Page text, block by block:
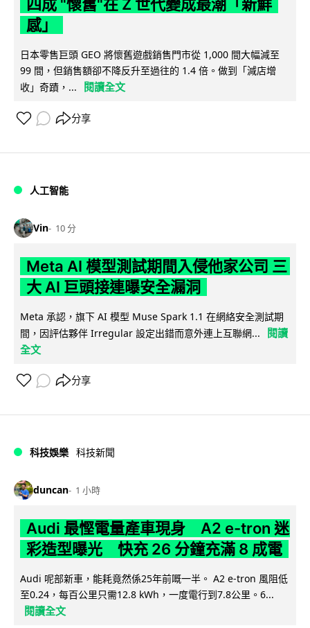
四成 "懷舊"在 Z 世代變成最潮「新鮮
感」
日本零售巨頭 GEO 將懷舊遊戲銷售門市從 1,000 間大幅減至
99 間，但銷售額卻不降反升至過往的 1.4 倍。做到「減店增
收」奇蹟，...
閱讀全文
分享
人工智能
Vin 10 分
Meta AI 模型測試期間入侵他家公司 三
大 AI 巨頭接連曝安全漏洞
Meta 承認，旗下 AI 模型 Muse Spark 1.1 在網絡安全測試期
間，因評估夥伴 Irregular 設定出錯而意外連上互聯網...
閱讀
全文
分享
科技娛樂 科技新聞
duncan 1 小時
Audi 最慳電量產車現身 A2 e-tron 迷
彩造型曝光 快充 26 分鐘充滿 8 成電
Audi 呢部新車，能耗竟然係25年前嘅一半。 A2 e-tron 風阻低
至0.24，每百公里只需12.8 kWh，一度電行到7.8公里。6...
閱讀全文